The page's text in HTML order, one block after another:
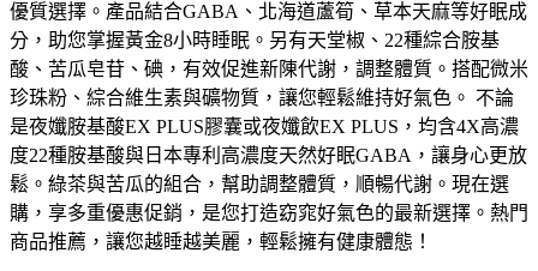
優質選擇。產品結合GABA、北海道蘆筍、草本天麻等好眠成
分，助您掌握黃金8小時睡眠。另有天堂椒、22種綜合胺基
酸、苦瓜皂苷、碘，有效促進新陳代謝，調整體質。搭配微米
珍珠粉、綜合維生素與礦物質，讓您輕鬆維持好氣色。 不論
是夜孅胺基酸EX PLUS膠囊或夜孅飲EX PLUS，均含4X高濃
度22種胺基酸與日本專利高濃度天然好眠GABA，讓身心更放
鬆。綠茶與苦瓜的組合，幫助調整體質，順暢代謝。現在選
購，享多重優惠促銷，是您打造窈窕好氣色的最新選擇。熱門
商品推薦，讓您越睡越美麗，輕鬆擁有健康體態！